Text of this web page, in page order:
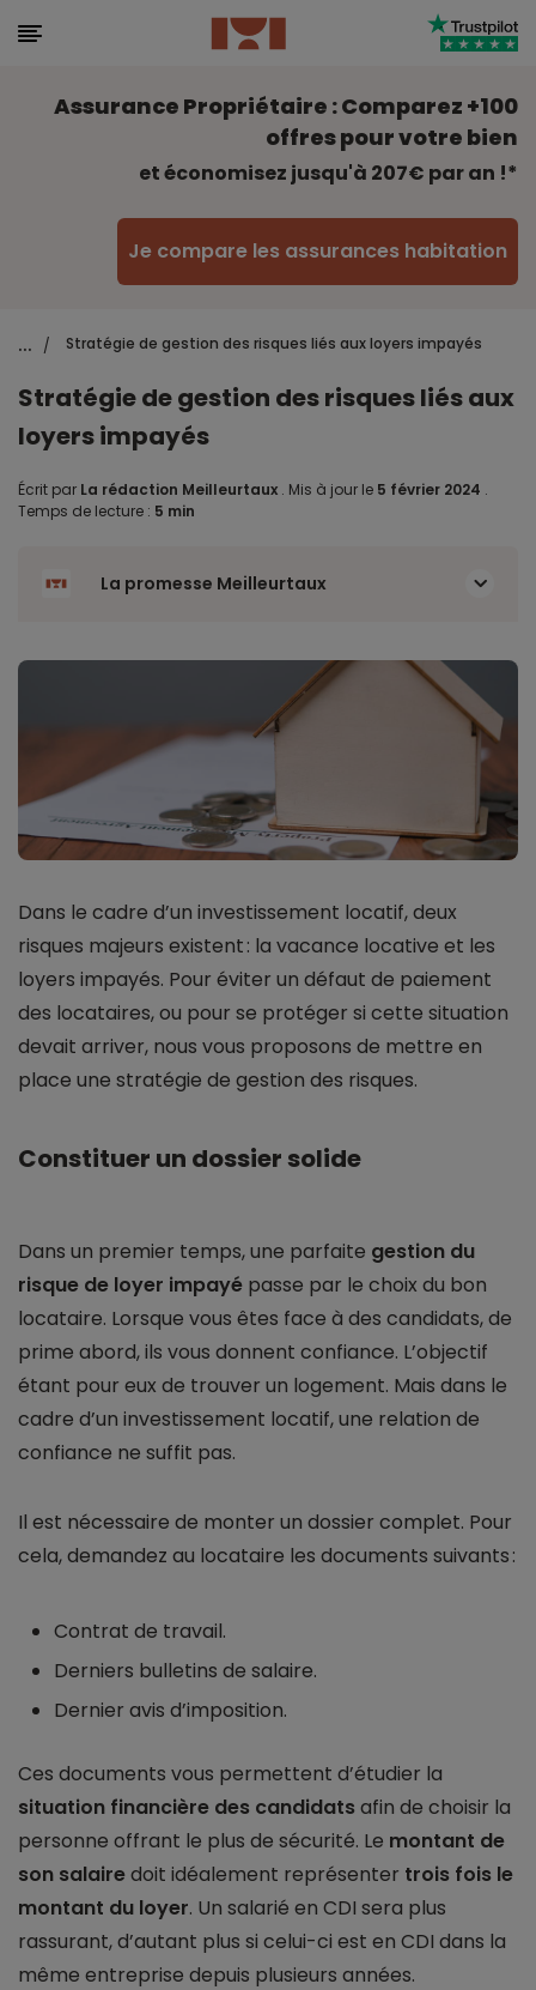
Assurance Propriétaire : Comparez +100
offres pour votre bien
et économisez jusqu'à 207€ par an !*
Je compare les assurances habitation
... / Stratégie de gestion des risques liés aux loyers impayés
Stratégie de gestion des risques liés aux
loyers impayés
Écrit par La rédaction Meilleurtaux . Mis à jour le 5 février 2024 .
Temps de lecture : 5 min
La promesse Meilleurtaux
Dans le cadre d’un investissement locatif, deux
risques majeurs existent : la vacance locative et les
loyers impayés. Pour éviter un défaut de paiement
des locataires, ou pour se protéger si cette situation
devait arriver, nous vous proposons de mettre en
place une stratégie de gestion des risques.
Constituer un dossier solide
Dans un premier temps, une parfaite gestion du
risque de loyer impayé passe par le choix du bon
locataire. Lorsque vous êtes face à des candidats, de
prime abord, ils vous donnent confiance. L’objectif
étant pour eux de trouver un logement. Mais dans le
cadre d’un investissement locatif, une relation de
confiance ne suffit pas.
Il est nécessaire de monter un dossier complet. Pour
cela, demandez au locataire les documents suivants :
Contrat de travail.
Derniers bulletins de salaire.
Dernier avis d’imposition.
Ces documents vous permettent d’étudier la
situation financière des candidatsafin de choisir la
personne offrant le plus de sécurité. Le montant de
son salairedoit idéalement représenter trois fois le
montant du loyer. Un salarié en CDI sera plus
rassurant, d’autant plus si celui-ci est en CDI dans la
même entreprise depuis plusieurs années.